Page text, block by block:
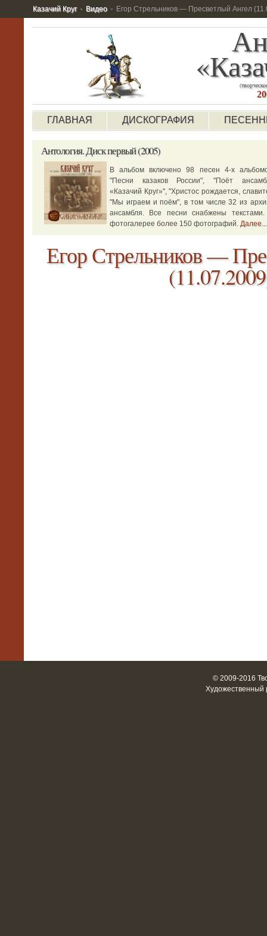
Казачий Круг Видео Егор Стрельников — Пресветлый Ангел
ГЛАВНАЯ ДИСКОГРАФИЯ
Антология.Диск первый (2005)
В альбом включено 98 песен 4-х
"Песни казаков России", "Поёт
«Казачий Круг»", "Христос рождается,
"Мы играем и поём", в том числе 32 из
ансамбля. Все песни снабжены
фотогалерее более 150 фотографий. Далее...
Егор Стрельников —
© 2009-2016
Художественный